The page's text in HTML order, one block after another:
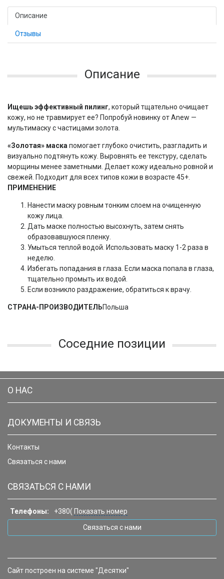
Описание
Отзывы
Описание
Ищешь эффективный пилинг, который тщательно очищает
кожу, но не травмирует ее? Попробуй новинку от Anew —
мультимаску с частицами золота.
«Золотая» маска помогает глубоко очистить, разгладить и
визуально подтянуть кожу. Выровнять ее текстуру, сделать
морщины менее заметными. Делает кожу идеально ровной и
свежей. Подходит для всех типов кожи в возрасте 45+.
ПРИМЕНЕНИЕ
Нанести маску ровным тонким слоем на очищенную
кожу лица.
Дать маске полностью высохнуть, затем снять
образовавшуюся пленку.
Умыться теплой водой. Использовать маску 1-2 раза в
неделю.
Избегать попадания в глаза. Если маска попала в глаза,
тщательно промыть их водой.
Если возникло раздражение, обратиться к врачу.
СТРАНА-ПРОИЗВОДИТЕЛЬПольша
Соседние позиции
О НАС
ДОКУМЕНТЫ И СВЯЗЬ
Контакты
Связаться с нами
СВЯЗАТЬСЯ С НАМИ
Телефоны: +380( Показать номер
Связаться с нами
Сайт построен на системе "Десятки"